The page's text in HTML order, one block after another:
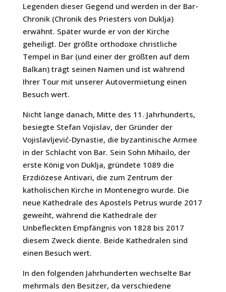
Legenden dieser Gegend und werden in der Bar-
Chronik (Chronik des Priesters von Duklja)
erwähnt. Später wurde er von der Kirche
geheiligt. Der größte orthodoxe christliche
Tempel in Bar (und einer der größten auf dem
Balkan) trägt seinen Namen und ist während
Ihrer Tour mit unserer Autovermietung einen
Besuch wert.
Nicht lange danach, Mitte des 11. Jahrhunderts,
besiegte Stefan Vojislav, der Gründer der
Vojislavljević-Dynastie, die byzantinische Armee
in der Schlacht von Bar. Sein Sohn Mihailo, der
erste König von Duklja, gründete 1089 die
Erzdiözese Antivari, die zum Zentrum der
katholischen Kirche in Montenegro wurde. Die
neue Kathedrale des Apostels Petrus wurde 2017
geweiht, während die Kathedrale der
Unbefleckten Empfängnis von 1828 bis 2017
diesem Zweck diente. Beide Kathedralen sind
einen Besuch wert.
In den folgenden Jahrhunderten wechselte Bar
mehrmals den Besitzer, da verschiedene